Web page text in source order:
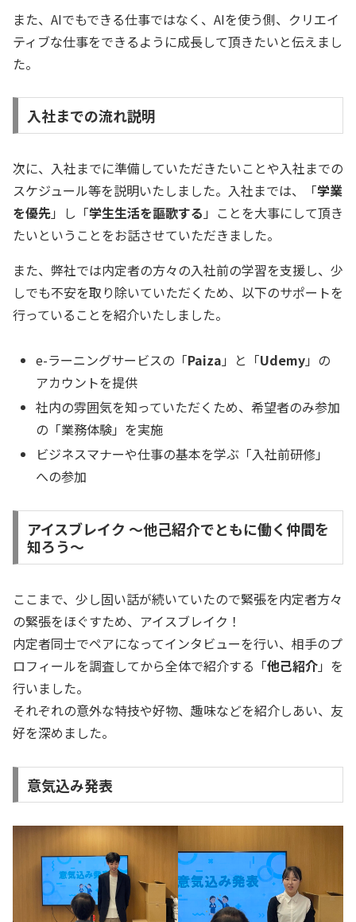
また、AIでもできる仕事ではなく、AIを使う側、クリエイ
ティブな仕事をできるように成長して頂きたいと伝えまし
た。
入社までの流れ説明
次に、入社までに準備していただきたいことや入社までの
スケジュール等を説明いたしました。入社までは、「学業
を優先」し「学生生活を謳歌する 」ことを大事にして頂き
たいということをお話させていただきました。
また、弊社では内定者の方々の入社前の学習を支援し、少
しでも不安を取り除いていただくため、以下のサポートを
行っていることを紹介いたしました。
e-ラーニングサービスの「Paiza 」と「Udemy」の
アカウントを提供
社内の雰囲気を知っていただくため、希望者のみ参加
の「業務体験」を実施
ビジネスマナーや仕事の基本を学ぶ「入社前研修」
への参加
アイスブレイク 〜他己紹介でともに働く仲間を
知ろう〜
ここまで、少し固い話が続いていたので緊張を内定者方々
の緊張をほぐすため、アイスブレイク！
内定者同士でペアになってインタビューを行い、相手のプ
ロフィールを調査してから全体で紹介する「他己紹介」を
行いました。
それぞれの意外な特技や好物、趣味などを紹介しあい、友
好を深めました。
意気込み発表